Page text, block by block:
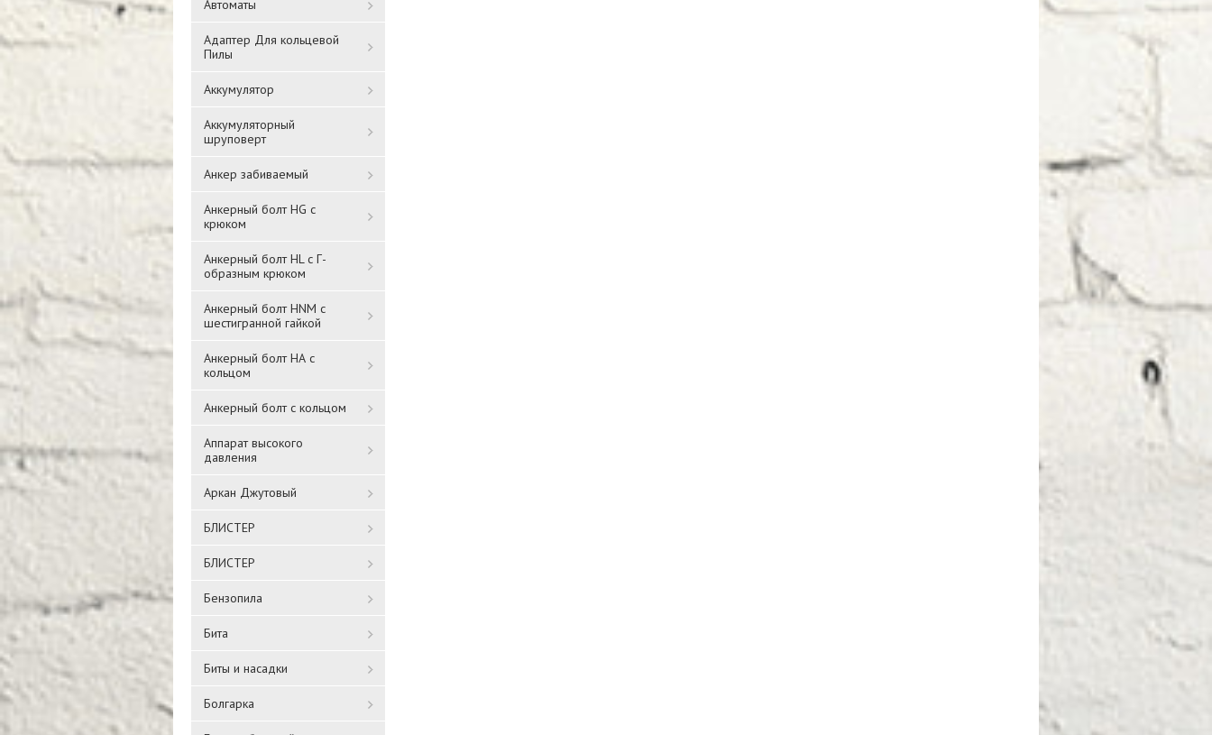
Автоматы
Адаптер Для кольцевой
Пилы
Аккумулятор
Аккумуляторный
шруповерт
Анкер забиваемый
Анкерный болт HG с
крюком
Анкерный болт HL с Г-
образным крюком
Анкерный болт HNM с
шестигранной гайкой
Анкерный болт НА с
кольцом
Анкерный болт с кольцом
Аппарат высокого
давления
Аркан Джутовый
БЛИСТЕР
БЛИСТЕР
Бензопила
Бита
Биты и насадки
Болгарка